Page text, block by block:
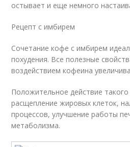
остывает и еще немного
Рецепт с имбирем
Сочетание кофе с имбирем
похудения. Все полезные
воздействием кофеина
Положительное действие
расщепление жировых клеток,
процессов, улучшение работы
метаболизма.